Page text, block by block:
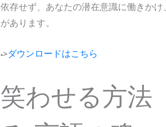
依存せず、あなたの潜在意識に働きか
があります。
->ダウンロードはこちら
笑わせる方法